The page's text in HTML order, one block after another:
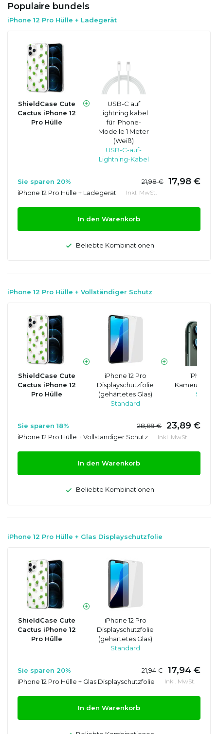
Populaire bundels
iPhone 12 Pro Hülle + Ladegerät
ShieldCase Cute
Cactus iPhone 12
Pro Hülle
USB-C auf
Lightning kabel
für iPhone-
Modelle 1 Meter
(Weiß)
USB-C-auf-
Lightning-Kabel
Sie sparen 20% 21,98 € 17,98 €
iPhone 12 Pro Hülle + Ladegerät Inkl. MwSt.
In den Warenkorb
Beliebte Kombinationen
iPhone 12 Pro Hülle + Vollständiger Schutz
ShieldCase Cute
Cactus iPhone 12
Pro Hülle
iPhone 12 Pro
Displayschutzfolie
(gehärtetes Glas)
Standard
iPhone
Sie sparen 18% 28,89 € 23,89 €
iPhone 12 Pro Hülle + Vollständiger Schutz Inkl. MwSt.
In den Warenkorb
Beliebte Kombinationen
iPhone 12 Pro Hülle + Glas Displayschutzfolie
ShieldCase Cute
Cactus iPhone 12
Pro Hülle
iPhone 12 Pro
Displayschutzfolie
(gehärtetes Glas)
Standard
Sie sparen 20% 21,94 € 17,94 €
iPhone 12 Pro Hülle + Glas Displayschutzfolie Inkl. MwSt.
In den Warenkorb